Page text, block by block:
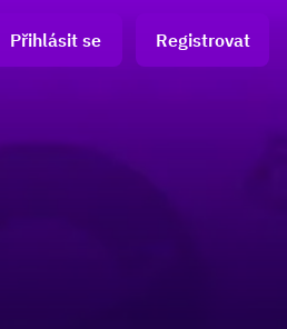
Přihlásit se Registrovat